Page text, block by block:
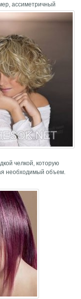
ассиметричный
челкой, которую
необходимый объем.